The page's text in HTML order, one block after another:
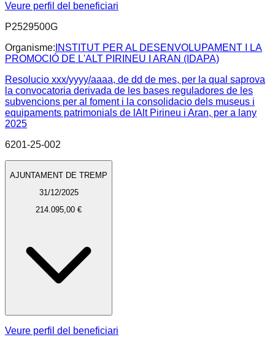
Veure perfil del beneficiari
P2529500G
Organisme: INSTITUT PER AL DESENVOLUPAMENT I LA
PROMOCIÓ DE L'ALT PIRINEU I ARAN (IDAPA)
Resolucio xxx/yyyy/aaaa, de dd de mes, per la qual saprova
la convocatoria derivada de les bases reguladores de les
subvencions per al foment i la consolidacio dels museus i
equipaments patrimonials de lAlt Pirineu i Aran, per a lany
2025
6201-25-002
AJUNTAMENT DE TREMP
31/12/2025
214.095,00 €
Veure perfil del beneficiari